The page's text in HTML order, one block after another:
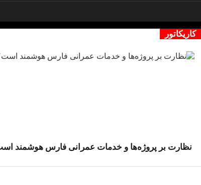
کاریکاتور
نظارت بر پروژه‌ها و خدمات عمرانی فارس هوشمند